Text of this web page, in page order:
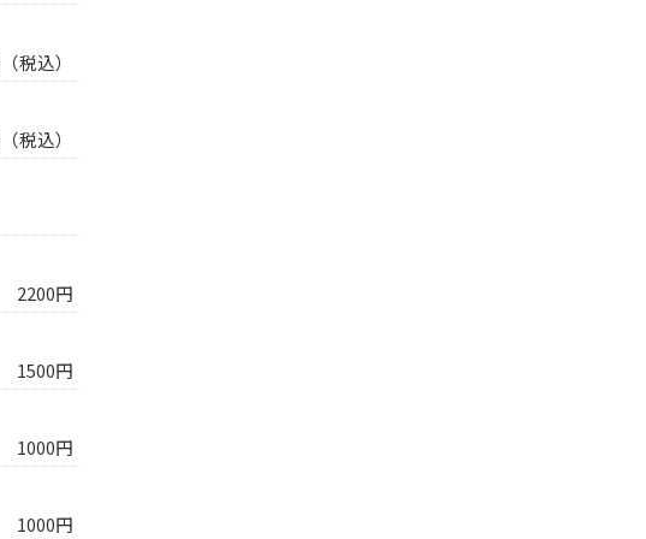
税込）
税込）
2200円
1500円
1000円
1000円